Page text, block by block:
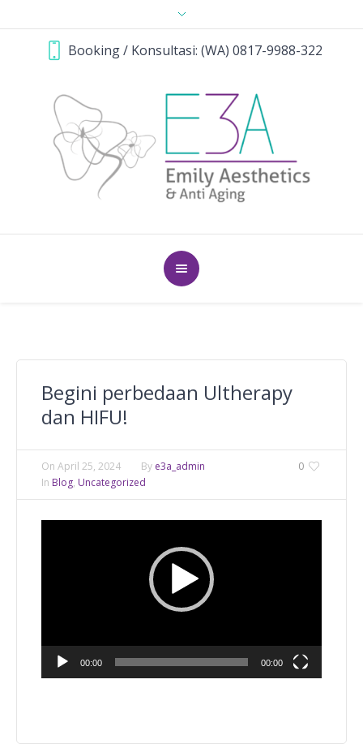
Booking / Konsultasi: (WA) 0817-9988-322
Begini perbedaan Ultherapy
dan HIFU!
0
On April 25, 2024 By e3a_admin
In Blog, Uncategorized
00:00 00:00